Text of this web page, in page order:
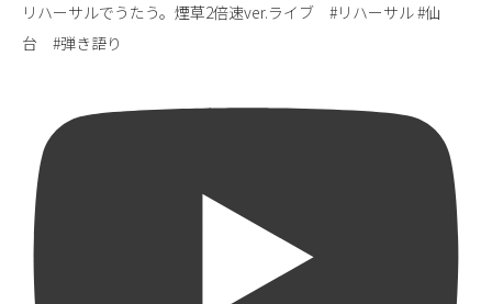
リハーサルでうたう。煙草2倍速ver.ライブ #リハーサル #仙
台 #弾き語り